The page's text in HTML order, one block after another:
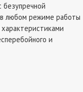
безупречной
в любом режиме работы
и